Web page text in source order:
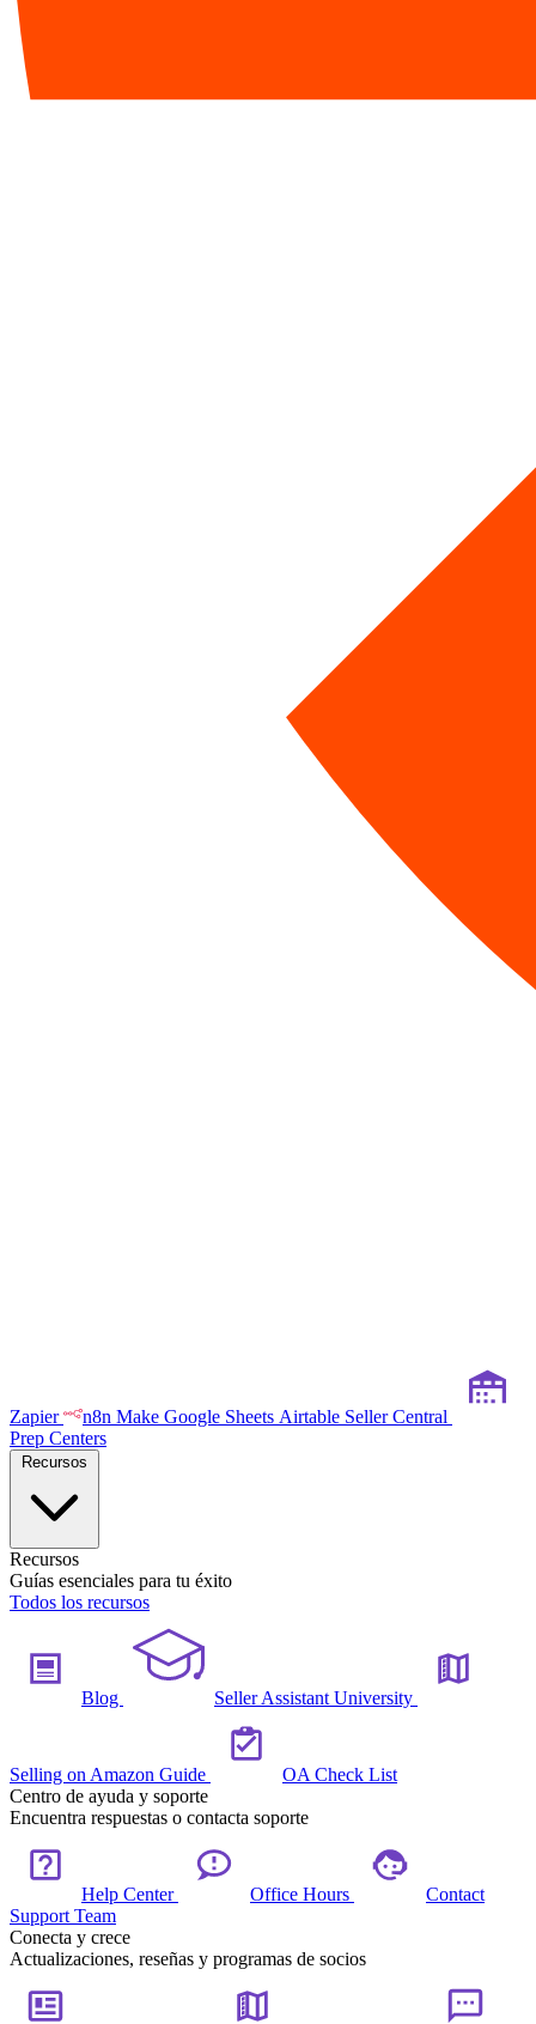
Zapier n8n Make Google Sheets Airtable Seller Central
Prep Centers
Recursos
Guías esenciales para tu éxito
Todos los recursos
Blog Seller Assistant University
Selling on Amazon Guide
OA Check List
Centro de ayuda y soporte
Encuentra respuestas o contacta soporte
Help Center Office Hours
Contact
Support Team
Conecta y crece
Actualizaciones, reseñas y programas de socios